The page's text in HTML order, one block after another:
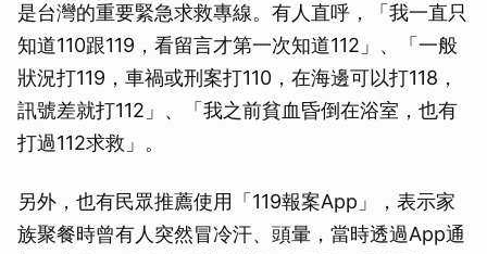
是台灣的重要緊急求救專線。有人直呼，「我一直只
知道110跟119，看留言才第一次知道112」、「一般
狀況打119，車禍或刑案打110，在海邊可以打118，
訊號差就打112」、「我之前貧血昏倒在浴室，也有
打過112求救」。
另外，也有民眾推薦使用「119報案App」，表示家
族聚餐時曾有人突然冒冷汗、頭暈，當時透過App通